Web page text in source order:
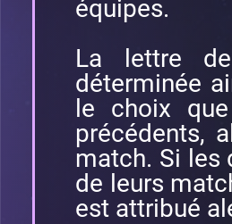
équipes.
La lettre
déterminée
le choix
précédents,
match. Si les
de leurs
est attribué